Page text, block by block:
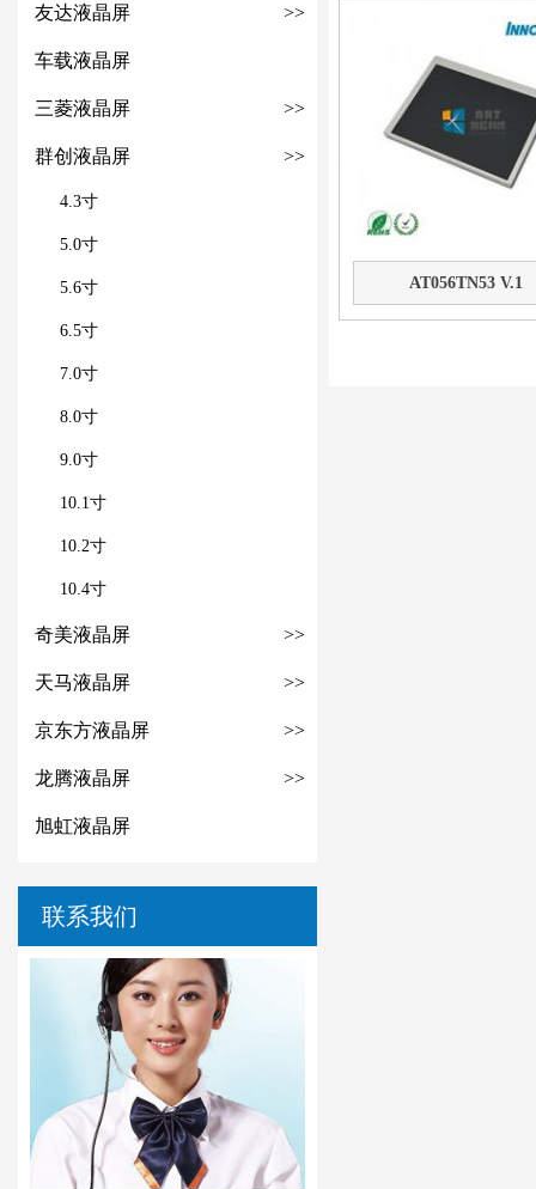
友达液晶屏 >>
车载液晶屏
三菱液晶屏 >>
群创液晶屏 >>
4.3寸
5.0寸
5.6寸
6.5寸
7.0寸
8.0寸
9.0寸
10.1寸
10.2寸
10.4寸
奇美液晶屏 >>
天马液晶屏 >>
京东方液晶屏 >>
龙腾液晶屏 >>
旭虹液晶屏
联系我们
AT056TN53 V.1